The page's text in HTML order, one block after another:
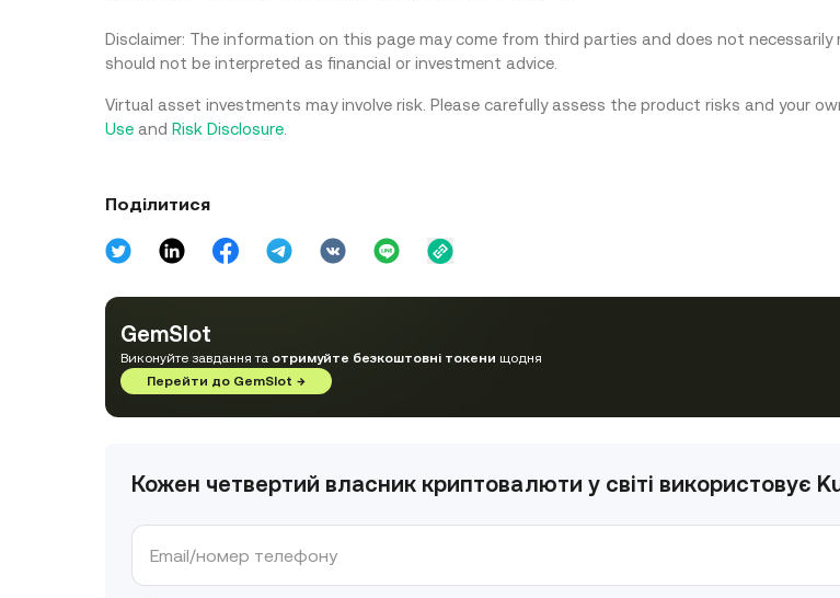
Disclaimer: The information on this page may come from third parties and does not necessarily
should not be interpreted as financial or investment advice.
Virtual asset investments may involve risk. Please carefully assess the product risks and your
Use and Risk Disclosure
Поділитися
GemSlot
Виконуйте завдання та отримуйте безкоштовні токени щодня
Перейти до GemSlot →
Кожен четвертий власник криптовалюти у світі використовує